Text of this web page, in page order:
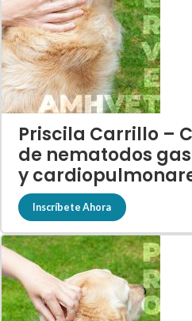
Priscila Carrillo –
de nematodos
y
Inscríbete Ahora